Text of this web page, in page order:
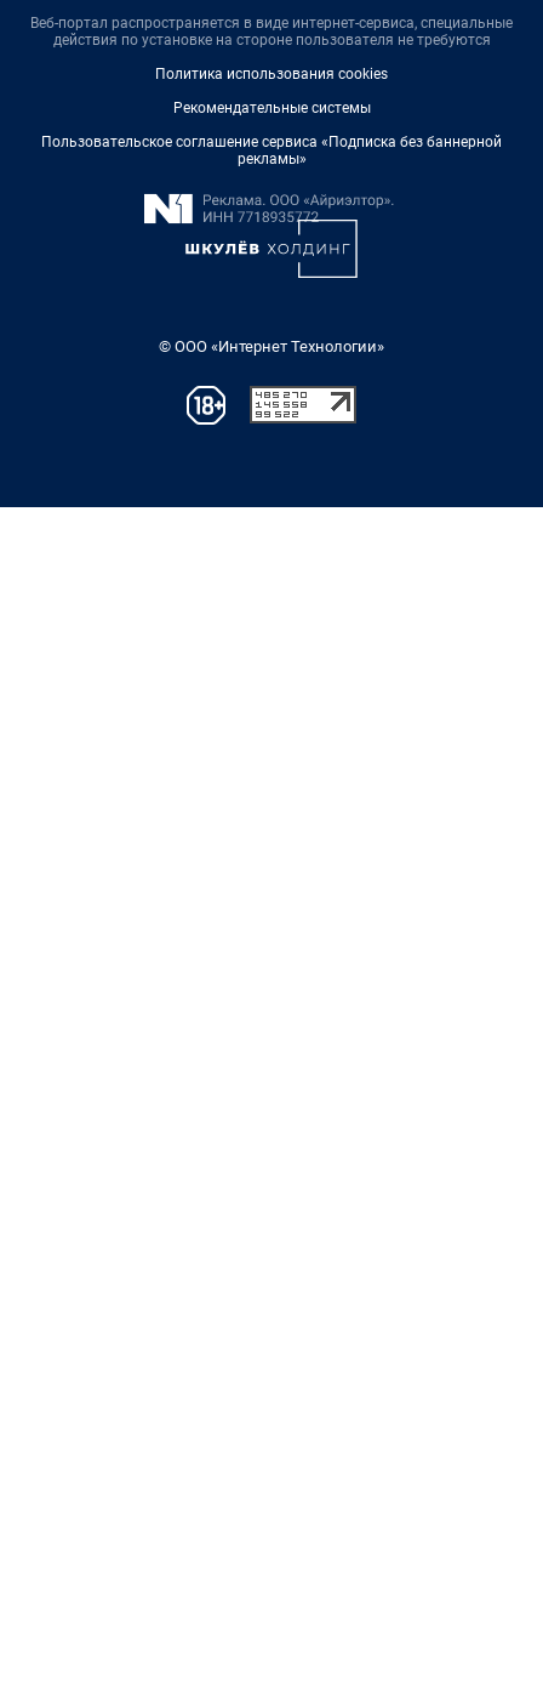
Веб-портал распространяется в виде интернет-сервиса, специальные
действия по установке на стороне пользователя не требуются
Политика использования cookies
Рекомендательные системы
Пользовательское соглашение сервиса «Подписка без баннерной
рекламы»
© ООО «Интернет Технологии»